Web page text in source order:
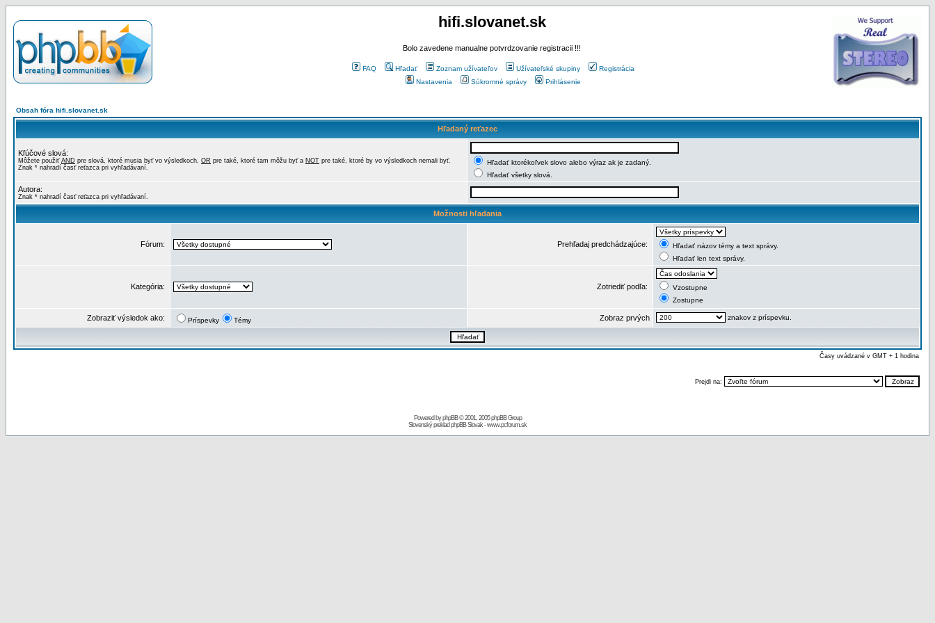
hifi.slovanet.sk
Bolo zavedene manualne potvrdzovanie registracii !!!
FAQ Hľadať Zoznam užívateľov Užívateľské skupiny
Registrácia
Nastavenia
Súkromné správy Prihlásenie
Obsah fóra hifi.slovanet.sk
Hľadaný reťazec
Kľúčové slová:
Môžete použiť AND pre slová, ktoré musia byť vo výsledkoch, OR pre také, ktoré tam môžu byť a NOT pre také, ktoré by vo výsledkoch nemali byť.
Znak * nahradí časť reťazca pri vyhľadávaní.
Hľadať ktorékoľvek slovo alebo výraz ak je zadaný.
Hľadať všetky slová.
Autora:
Znak * nahradí časť reťazca pri vyhľadávaní.
Možnosti hľadania
Fórum: Prehľadaj predchádzajúce:
Hľadať názov témy a text správy.
Hľadať len text správy.
Kategória: Zotriediť podľa:
Vzostupne
Zostupne
Zobraziť výsledok ako: Príspevky Témy Zobraz prvých znakov z príspevku.
Časy uvádzané v GMT + 1 hodina
Prejdi na:
Powered byphpBB© 2001, 2005 phpBB Group
Slovenský preklad phpBB Slovak-www.pcforum.sk